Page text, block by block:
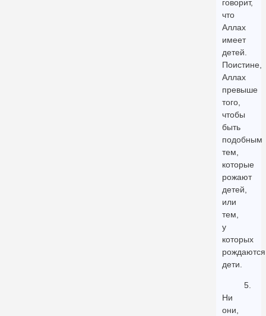
говорит,
что
Аллах
имеет
детей.
Поистине,
Аллах
превыше
того,
чтобы
быть
подобным
тем,
которые
рожают
детей,
или
тем,
у
которых
рождаются
дети.
5.
Ни
они,